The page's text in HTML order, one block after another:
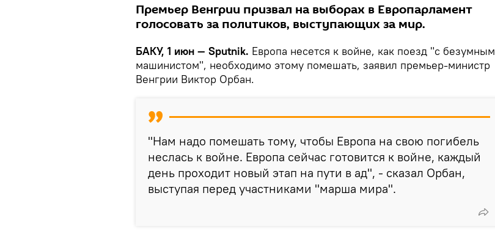
Премьер Венгрии призвал на выборах в Европарламент
голосовать за политиков, выступающих за мир.
БАКУ, 1 июн — Sputnik. Европа несется к войне, как поезд "с безумным
машинистом", необходимо этому помешать, заявил премьер-министр
Венгрии Виктор Орбан.
"Нам надо помешать тому, чтобы Европа на свою погибель
неслась к войне. Европа сейчас готовится к войне, каждый
день проходит новый этап на пути в ад", - сказал Орбан,
выступая перед участниками "марша мира".